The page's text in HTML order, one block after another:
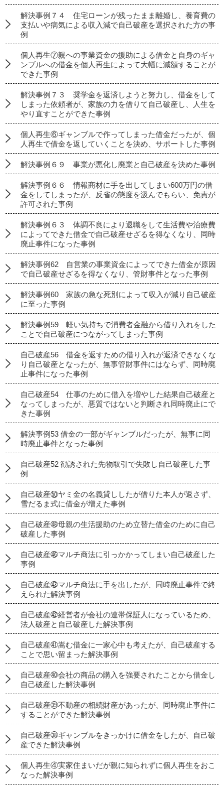
解決事例７４ 住宅ローンが残ったまま離婚し、養育費の
支払いや病気による収入減で自己破産を選択された方の事
例
個人再生⑦親への事業資金の援助による借金と自身のギャ
ンブルへの借金を個人再生によって大幅に減額することが
できた事例
解決事例７３ 奨学金を返済しようと努力し、借金をして
しまった依頼者が、家族の力を借りて自己破産し、人生を
やり直すことができた事例
個人再生⑥ギャンブルで作ってしまった借金だったが、個
人再生で借金を返していくことを決め、サポートした事例
解決事例６９ 事業が悪化し廃業と自己破産を決めた事例
解決事例６６ 情報商材に手を出してしまい600万円の借
金をしてしまったが、反省の態度を汲んでもらい、免責が
許可された事例
解決事例６３ 体調不良により退職をして生活費や治療費
によってできた借金で自己破産せざるを得なくなり、同時
廃止事件になった事例
解決事例62 自営業の事業資金によってできた借金が原因
で自己破産せざるを得なくなり、管財事件となった事例
解決事例60 家族の急な死別によって収入が減り自己破産
に至った事例
解決事例59 軽い気持ちで消費者金融から借り入れをした
ことで自己破産につながってしまった事例
自己破産56 借金を返すための借り入れが返済できなくな
り自己破産となったが、無事管財事件にはならず、同時廃
止事件になった事例
自己破産54 仕事のために借入を増やした結果自己破産と
なってしまったが、悪質ではないと判断され同時廃止にで
きた事例
解決事例53 借金の一部がギャンブルだったが、無事に同
時廃止事件となった事例
自己破産52 勧誘された先物取引で失敗し自己破産した事
例
自己破産㊿ヤミ金の名義貸ししたが借りた本人が返さず、
雪だるま式に借金が増えた事例
自己破産㊽母親の生活援助のため立替た借金のために自己
破産した事例
自己破産㊻マルチ商法に引っかかってしまい自己破産した
事例
自己破産㊸マルチ商法に手を出したが、同時廃止事件で終
えられた解決事例
自己破産㊷経営者が会社の連帯保証人になっているため、
法人破産と自己破産した解決事例
自己破産㊶嵩む借金に一家心中も考えたが、自己破産する
ことで思い留まった解決事例
自己破産㊵会社の商品の購入を強要されたことから借金し
自己破産した解決事例
自己破産㊴不動産の相続財産があったが、同時廃止事件に
することができた解決事例
自己破産㊳ギャンブルをきっかけに借金をしたが、自己破
産できた解決事例
個人再生④実家住まいだが親に知られずに個人再生をおこ
なった解決事例